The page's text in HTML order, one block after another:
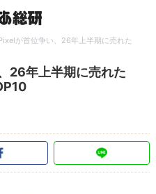
が首位争い、26年上半期に売れた
26年上半期に売れた